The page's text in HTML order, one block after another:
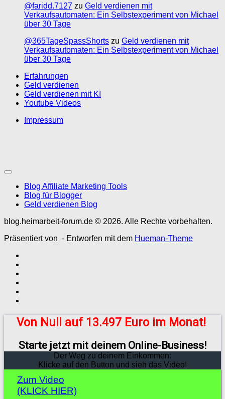
@faridd.7127 zu Geld verdienen mit
Verkaufsautomaten: Ein Selbstexperiment von Michael
über 30 Tage
@365TageSpassShorts zu Geld verdienen mit
Verkaufsautomaten: Ein Selbstexperiment von Michael
über 30 Tage
Erfahrungen
Geld verdienen
Geld verdienen mit KI
Youtube Videos
Impressum
Blog Affiliate Marketing Tools
Blog für Blogger
Geld verdienen Blog
blog.heimarbeit-forum.de © 2026. Alle Rechte vorbehalten.
Präsentiert von - Entworfen mit dem Hueman-Theme
Von Null auf 13.497 Euro im Monat!
Starte jetzt mit deinem Online-Business!
Der Weg zu deinem Einkommen:
Klicke auf den Button und sieh das Video!
Zum Video
(KLICK HIER)